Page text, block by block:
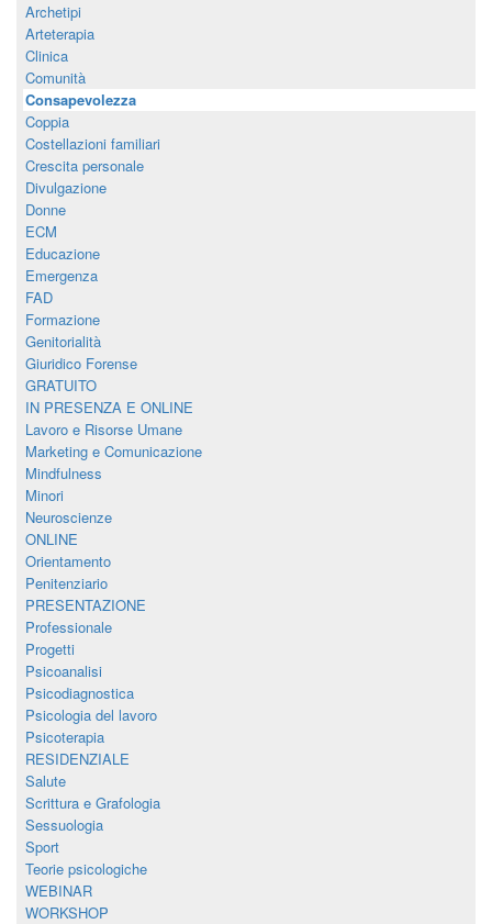
Archetipi
Arteterapia
Clinica
Comunità
Consapevolezza
Coppia
Costellazioni familiari
Crescita personale
Divulgazione
Donne
ECM
Educazione
Emergenza
FAD
Formazione
Genitorialità
Giuridico Forense
GRATUITO
IN PRESENZA E ONLINE
Lavoro e Risorse Umane
Marketing e Comunicazione
Mindfulness
Minori
Neuroscienze
ONLINE
Orientamento
Penitenziario
PRESENTAZIONE
Professionale
Progetti
Psicoanalisi
Psicodiagnostica
Psicologia del lavoro
Psicoterapia
RESIDENZIALE
Salute
Scrittura e Grafologia
Sessuologia
Sport
Teorie psicologiche
WEBINAR
WORKSHOP